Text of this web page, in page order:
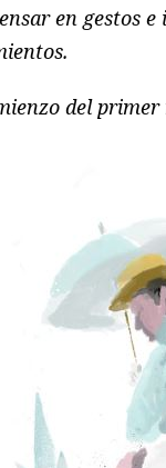
en gestos
del primer